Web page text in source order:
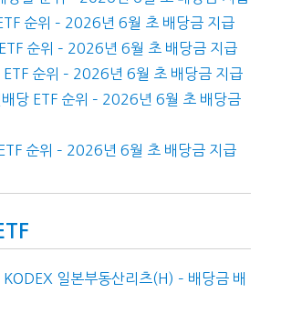
순위 – 2026년 6월 초 배당금 지급
순위 – 2026년 6월 초 배당금 지급
ETF 순위 – 2026년 6월 초 배당금 지급
당 ETF 순위 – 2026년 6월 초 배당금
순위 – 2026년 6월 초 배당금 지급
KODEX 일본부동산리츠(H) – 배당금 배